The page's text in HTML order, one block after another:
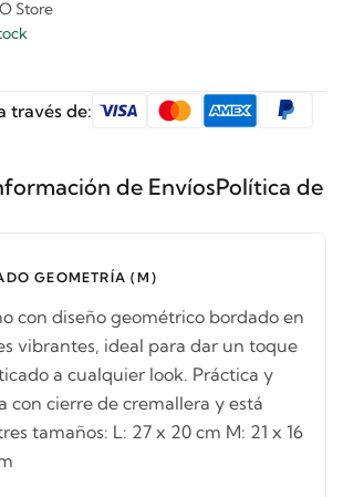
Store
través de:
de EnvíosPolítica de
GEOMETRÍA (M)
con diseño geométrico bordado en
vibrantes, ideal para dar un toque
a cualquier look. Práctica y
con cierre de cremallera y está
tamaños: L: 27 x 20 cm M: 21 x 16